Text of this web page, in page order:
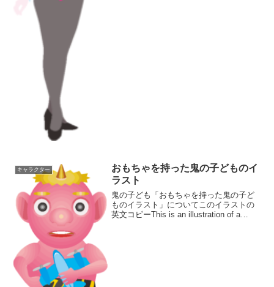
キャラクター
おもちゃを持った鬼の子どものイ
ラスト
鬼の子ども「おもちゃを持った鬼の子ど
ものイラスト」についてこのイラストの
英文コピーThis is an illustration of a